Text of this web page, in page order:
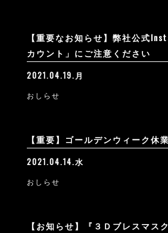
【重要なお知らせ】弊社公式
カウント」にご注意ください
2021.04.19.月
おしらせ
【重要】ゴールデンウィーク休
2021.04.14.水
おしらせ
【お知らせ】『３Ｄブレスマス